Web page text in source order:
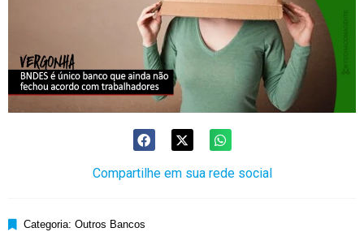
Compartilhe em sua rede social
Categoria: Outros Bancos